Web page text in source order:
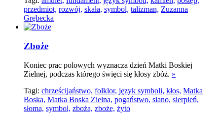
przedmiot, rozwój, skała, symbol, talizman, Zuzanna
Grębecka
Zboże
Koniec prac polowych wyznacza dzień Matki Boskiej
Zielnej, podczas którego święci się kłosy zbóż. »
Tagi: chrześcijaństwo, folklor, język symboli, kłos, Matka
Boska, Matka Boska Zielna, pogaństwo, siano, sierpień,
słoma, symbol, zboża, zboże, żyto